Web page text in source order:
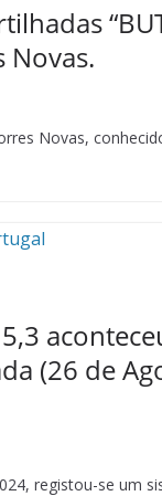
Novas.
Novas,
(26 de
registou-se um